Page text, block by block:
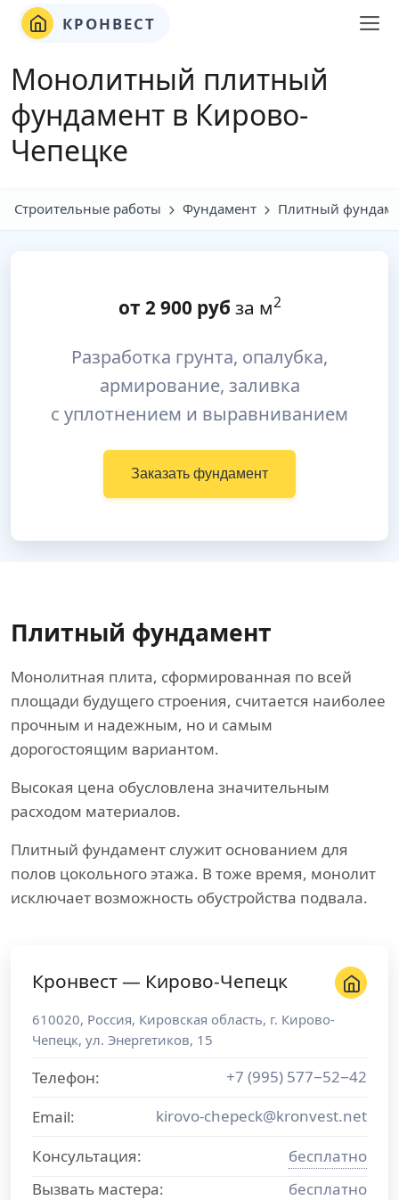
КРОНВЕСТ
Монолитный плитный
фундамент в Кирово-
Чепецке
Строительные работы Фундамент Плитный
от 2 900руб за м2
Разработка грунта, опалубка,
армирование, заливка
с уплотнением и выравниванием
Заказать фундамент
Плитный фундамент
Монолитная плита, сформированная по всей
площади будущего строения, считается наиболее
прочным и надежным, но и самым
дорогостоящим вариантом.
Высокая цена обусловлена значительным
расходом материалов.
Плитный фундамент служит основанием для
полов цокольного этажа. В тоже время, монолит
исключает возможность обустройства подвала.
Кронвест — Кирово-Чепецк
610020, Россия, Кировская область, г. Кирово-
Чепецк, ул. Энергетиков, 15
Телефон:
+7 (995) 577−52−42
Email:
kirovo-chepeck@kronvest.net
Консультация:
бесплатно
Вызвать мастера:
бесплатно